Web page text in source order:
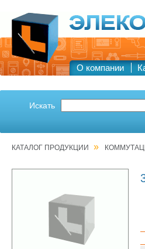
О компании
Искать
КАТАЛОГ ПРОДУКЦИИ »